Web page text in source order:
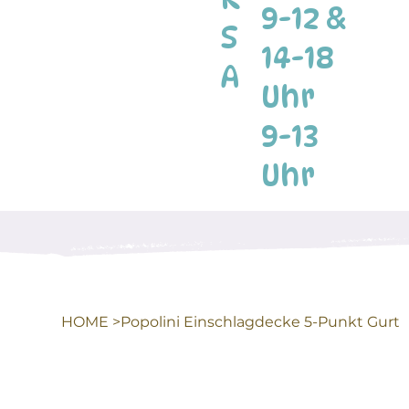
S
A
9-12 &
14-18
Uhr
9-13
Uhr
HOME >Popolini Einschlagdecke 5-Punkt Gurt